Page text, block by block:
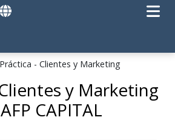
- Clientes y Marketing
y Marketing
CAPITAL